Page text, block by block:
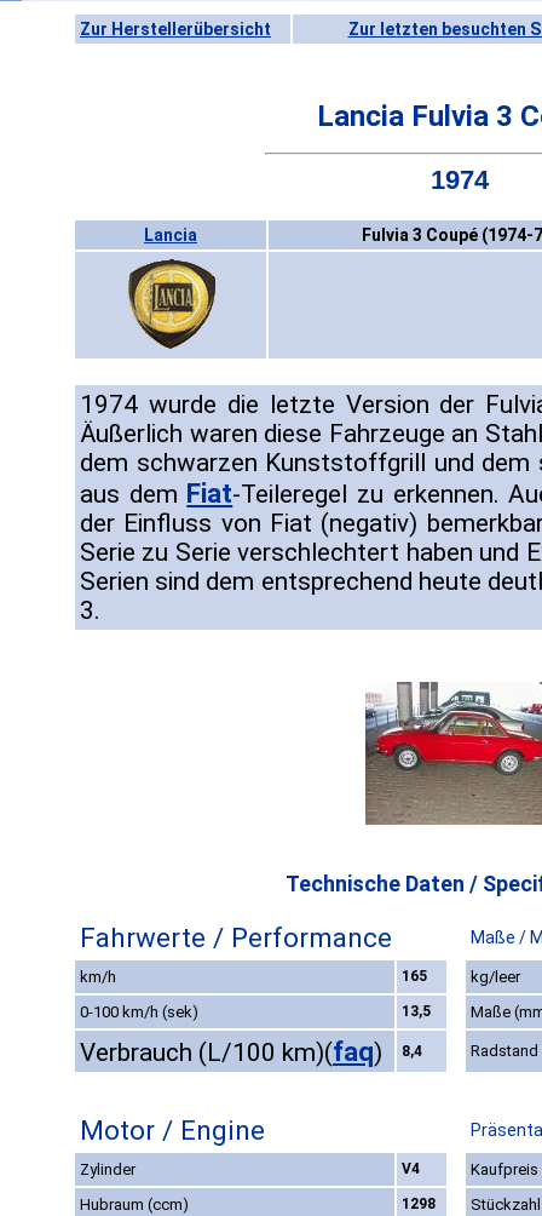
Zur Herstellerübersicht Zur letzten besuchten
Lancia Fulvia 3
1974
Lancia Fulvia 3 Coupé (1974-
1974 wurde die letzte Version der
Äußerlich waren diese Fahrzeuge an
dem schwarzen Kunststoffgrill und dem
aus dem Fiat-Teileregel zu erkennen.
der Einfluss von Fiat (negativ)
Serie zu Serie verschlechtert haben und
Serien sind dem entsprechend heute
3.
Technische Daten /
Fahrwerte / Performance Maße /
km/h 165
kg/leer
0-100 km/h (sek)
13,5 Maße
Verbrauch (L/100 km)(faq) 8,4 Radstand
Motor / Engine
Zylinder V4
Kaufpreis
Hubraum (ccm)
1298
Stückzahl